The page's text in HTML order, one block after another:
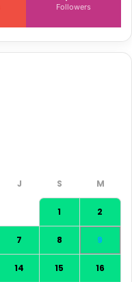
Followers
1 2
7 8 9
14 15 16